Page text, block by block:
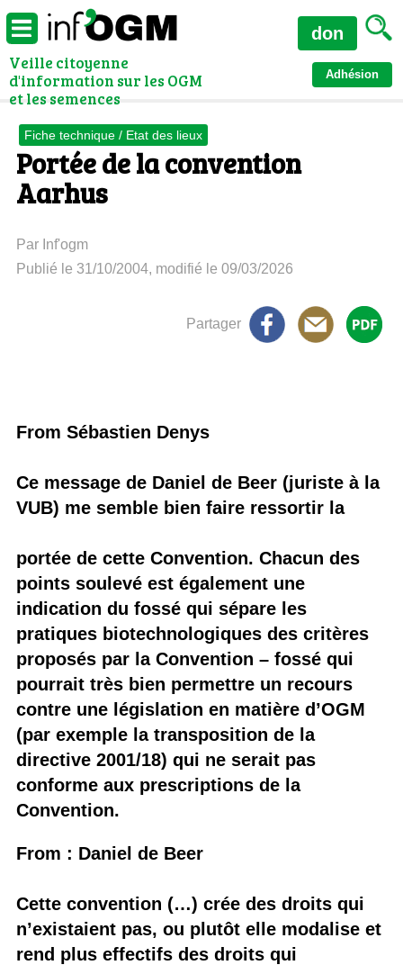
Veille citoyenne
d'information sur les OGM
et les semences
Adhésion
don
Fiche technique / Etat des lieux
Portée de la convention
Aarhus
Par Inf'ogm
Publié le 31/10/2004, modifié le 09/03/2026
Partager
From Sébastien Denys
Ce message de Daniel de Beer (juriste à la
VUB) me semble bien faire ressortir la
portée de cette Convention. Chacun des
points soulevé est également une
indication du fossé qui sépare les
pratiques biotechnologiques des critères
proposés par la Convention – fossé qui
pourrait très bien permettre un recours
contre une législation en matière d’OGM
(par exemple la transposition de la
directive 2001/18) qui ne serait pas
conforme aux prescriptions de la
Convention.
From : Daniel de Beer
Cette convention (…) crée des droits qui
n’existaient pas, ou plutôt elle modalise et
rend plus effectifs des droits qui